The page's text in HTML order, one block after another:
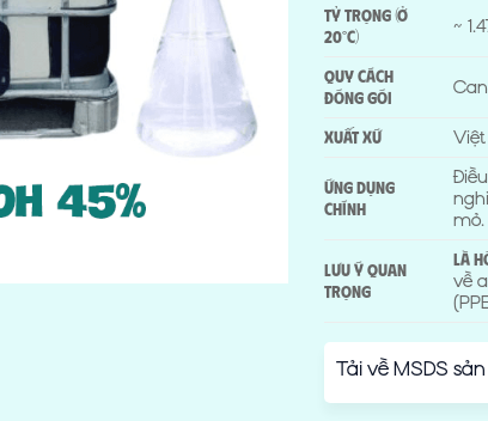
Tỷ trọng (ở
20°C)
~
Quy cách
đóng gói
Xuất xứ
Ứng dụng
chính
mỏ.
Lưu ý quan
trọng
Là
về
Tải về MSDS